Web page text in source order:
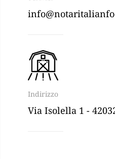
Indirizzo
Via Isolella 1 -